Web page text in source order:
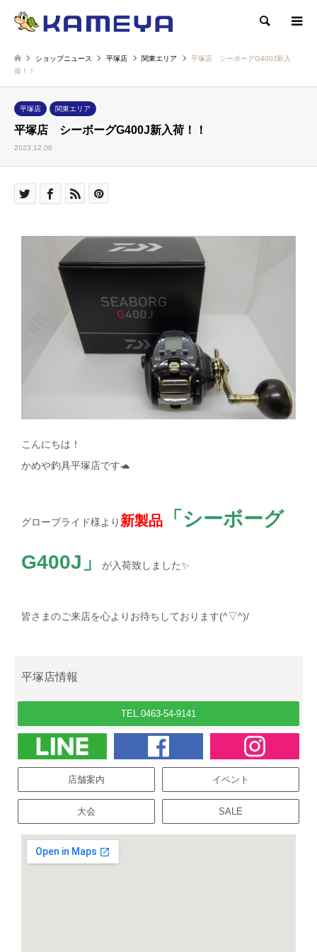
検索
ショップニュース 平塚店 関東エリア
平塚店 シーボーグG400J新入
荷！！
平塚店 関東エリア
平塚店 シーボーグG400J新入荷！！
2023.12.06
こんにちは！
かめや釣具平塚店です🐢
グローブライド様より 新製品
「シーボーグ
G400J」
が入荷致しました✨
皆さまのご来店を心よりお待ちしております(^▽^)/
平塚店情報
TEL.0463-54-9141
店舗案内 イベント
大会 SALE